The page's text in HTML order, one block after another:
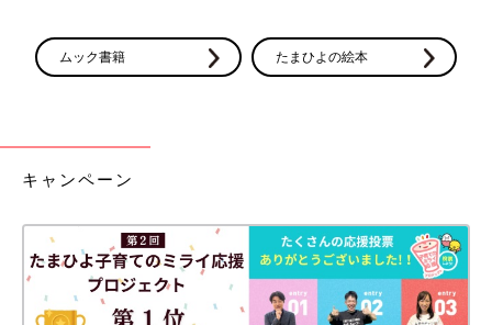
きましょう。食べられる月齢を必ず確認しながら、楽しく離乳食
ライフを送れるといいですね！
ていいもの・まだダメなもの大辞典」
監修／太田百合子 先生
初回公開日 2019/10/30
育児中におススメのアプリ
ムック書籍 たまひよの絵本
キャンペーン